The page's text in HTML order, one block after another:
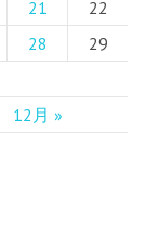
12月 »
21
22
28
29